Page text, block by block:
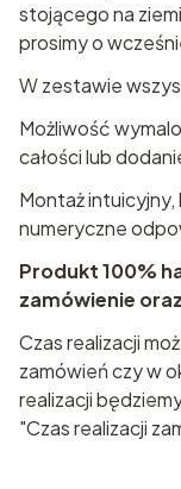
stojącego na
prosimy o
W zestawie
Możliwość
całości lub
Montaż intuicyjny,
numeryczne
Produkt 100%
zamówienie
Czas realizacji
zamówień czy w
realizacji
"Czas realizacji